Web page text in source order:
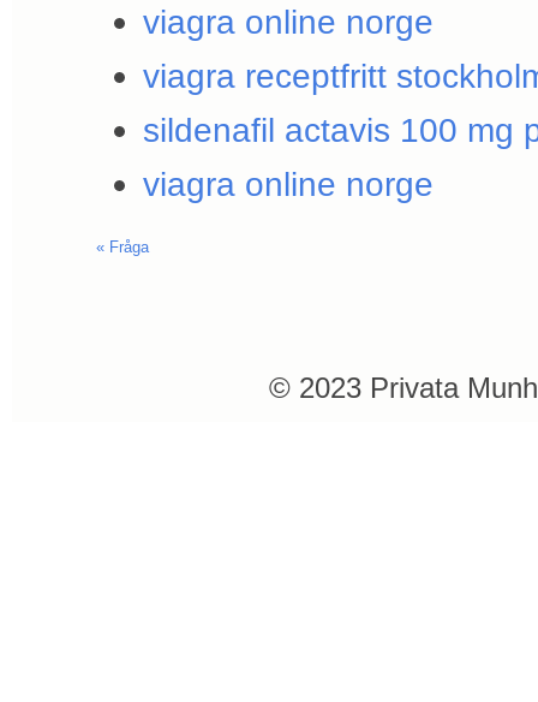
viagra online norge
viagra receptfritt
sildenafil actavis 100 mg
viagra online norge
« Fråga
© 2023 Privata